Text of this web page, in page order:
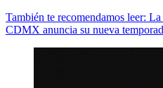
También te recomendamos leer:
CDMX anuncia su nueva